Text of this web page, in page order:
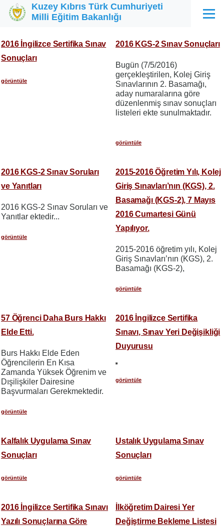
Ana içeriğe atla
Kuzey Kıbrıs Türk Cumhuriyeti
Milli Eğitim Bakanlığı
Menü
2016 İngilizce Sertifika Sınav
Sonuçları
görüntüle
2016 KGS-2 Sınav Sonuçları
Bugün (7/5/2016)
gerçekleştirilen, Kolej Giriş
Sınavlarının 2. Basamağı,
aday numaralarına göre
düzenlenmiş sınav sonuçları
listeleri ekte sunulmaktadır.
görüntüle
2016 KGS-2 Sınav Soruları
ve Yanıtları
2016 KGS-2 Sınav Soruları ve
Yanıtlar ektedir...
görüntüle
2015-2016 Öğretim Yılı, Kolej
Giriş Sınavları’nın (KGS), 2.
Basamağı (KGS-2), 7 Mayıs
2016 Cumartesi Günü
Yapılıyor.
2015-2016 öğretim yılı, Kolej
Giriş Sınavları’nın (KGS), 2.
Basamağı (KGS-2),
görüntüle
57 Öğrenci Daha Burs Hakkı
Elde Etti.
Burs Hakkı Elde Eden
Öğrencilerin En Kısa
Zamanda Yüksek Öğrenim ve
Dışilişkiler Dairesine
Başvurmaları Gerekmektedir.
görüntüle
2016 İngilizce Sertifika
Sınavı, Sınav Yeri Değişikliği
Duyurusu
görüntüle
Kalfalık Uygulama Sınav
Sonuçları
görüntüle
Ustalık Uygulama Sınav
Sonuçları
görüntüle
2016 İngilizce Sertifika Sınavı
Yazılı Sonuçlarına Göre
İlköğretim Dairesi Yer
Değiştirme Bekleme Listesi